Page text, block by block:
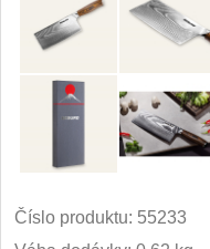
Japonské nože 57
Zavírací nože
Vreckové
Taktické
Číslo produktu: 55233